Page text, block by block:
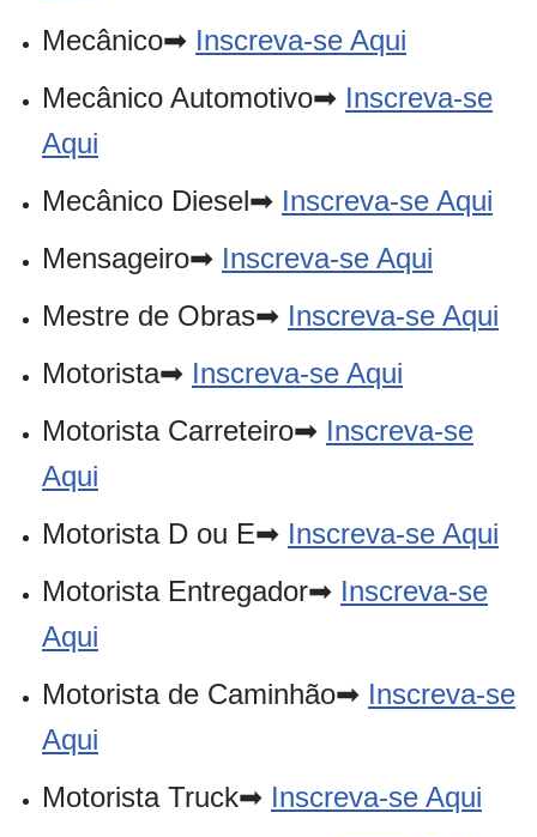
Mecânico➡ Inscreva-se Aqui
Mecânico Automotivo➡ Inscreva-se
Aqui
Mecânico Diesel➡ Inscreva-se Aqui
Mensageiro➡ Inscreva-se Aqui
Mestre de Obras➡ Inscreva-se Aqui
Motorista➡ Inscreva-se Aqui
Motorista Carreteiro➡ Inscreva-se
Aqui
Motorista D ou E➡ Inscreva-se Aqui
Motorista Entregador➡ Inscreva-se
Aqui
Motorista de Caminhão➡ Inscreva-se
Aqui
Motorista Truck➡ Inscreva-se Aqui